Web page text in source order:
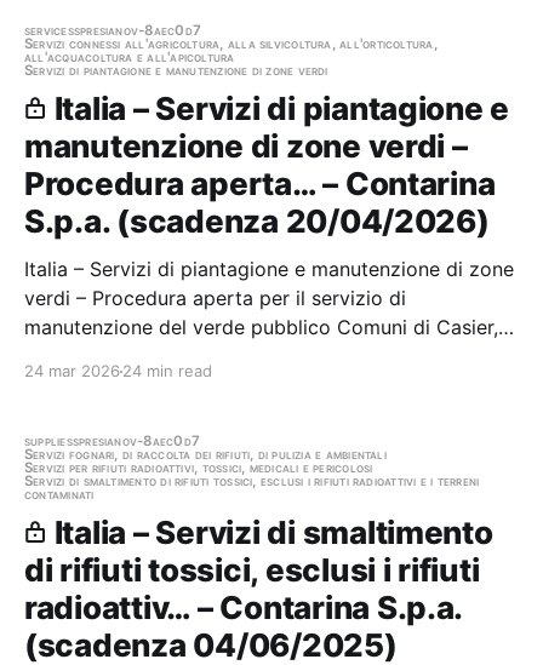
servicesspresianov-8aec0d7
Servizi connessi all'agricoltura, alla silvicoltura, all'orticoltura,
all'acquacoltura e all'apicoltura
Servizi di piantagione e manutenzione di zone verdi
Italia – Servizi di piantagione e
manutenzione di zone verdi –
Procedura aperta… – Contarina
S.p.a. (scadenza 20/04/2026)
Italia – Servizi di piantagione e manutenzione di zone
verdi – Procedura aperta per il servizio di
manutenzione del verde pubblico Comuni di Casier,
24 mar 2026 24 min read
suppliesspresianov-8aec0d7
Servizi fognari, di raccolta dei rifiuti, di pulizia e ambientali
Servizi per rifiuti radioattivi, tossici, medicali e pericolosi
Servizi di smaltimento di rifiuti tossici, esclusi i rifiuti radioattivi e i terreni
contaminati
Italia – Servizi di smaltimento
di rifiuti tossici, esclusi i rifiuti
radioattiv… – Contarina S.p.a.
(scadenza 04/06/2025)